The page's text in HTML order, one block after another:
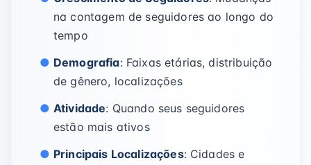
na contagem de seguidores ao longo do
tempo
Demografia: Faixas etárias, distribuição
de gênero, localizações
Atividade: Quando seus seguidores
estão mais ativos
Principais Localizações: Cidades e